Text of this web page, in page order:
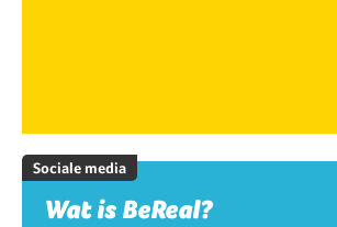
Sociale media
Wat is BeReal?